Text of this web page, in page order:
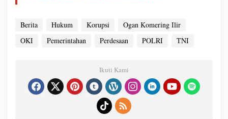
Berita Hukum Korupsi
Ogan Komering Ilir
OKI
Pemerintahan Perdesaan POLRI TNI
Ikuti Kami